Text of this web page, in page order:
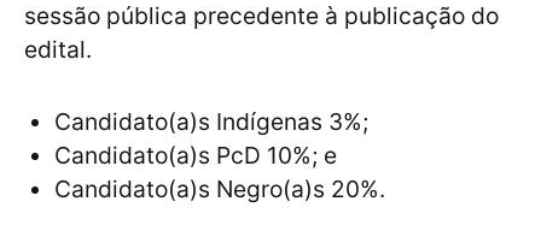
sessão pública precedente à publicação do
edital.
Candidato(a)s Indígenas 3%;
Candidato(a)s PcD 10%; e
Candidato(a)s Negro(a)s 20%.